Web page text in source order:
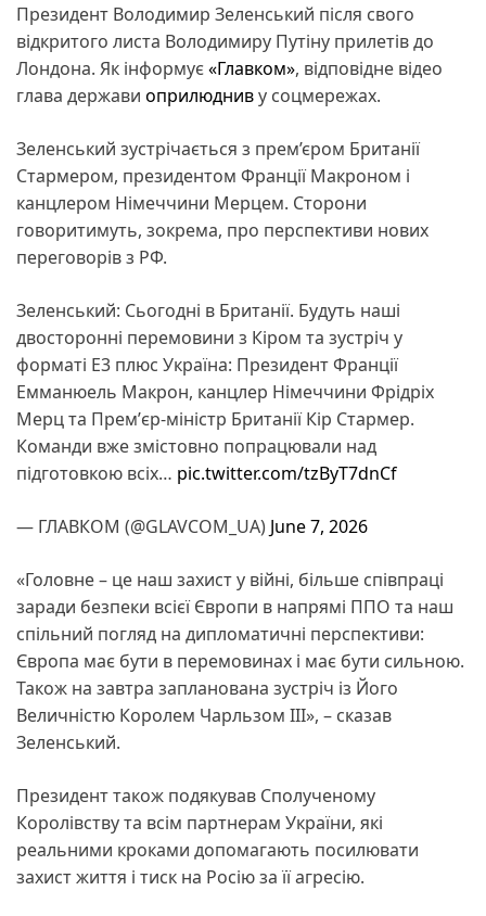
Президент Володимир Зеленський після свого
відкритого листа Володимиру Путіну прилетів до
Лондона. Як інформує«Главком», відповідне відео
глава держави оприлюдниву соцмережах.
Зеленський зустрічається з прем’єром Британії
Стармером, президентом Франції Макроном і
канцлером Німеччини Мерцем. Сторони
говоритимуть, зокрема, про перспективи нових
переговорів з РФ.
Зеленський: Сьогодні в Британії. Будуть наші
двосторонні перемовини з Кіром та зустріч у
форматі E3 плюс Україна: Президент Франції
Емманюель Макрон, канцлер Німеччини Фрідріх
Мерц та Премʼєр-міністр Британії Кір Стармер.
Команди вже змістовно попрацювали над
підготовкою всіх… pic.twitter.com/tzByT7dnCf
— ГЛАВКОМ (@GLAVCOM_UA) June 7, 2026
«Головне – це наш захист у війні, більше співпраці
заради безпеки всієї Європи в напрямі ППО та наш
спільний погляд на дипломатичні перспективи:
Європа має бути в перемовинах і має бути сильною.
Також на завтра запланована зустріч із Його
Величністю Королем Чарльзом III», – сказав
Зеленський.
Президент також подякував Сполученому
Королівству та всім партнерам України, які
реальними кроками допомагають посилювати
захист життя і тиск на Росію за її агресію.